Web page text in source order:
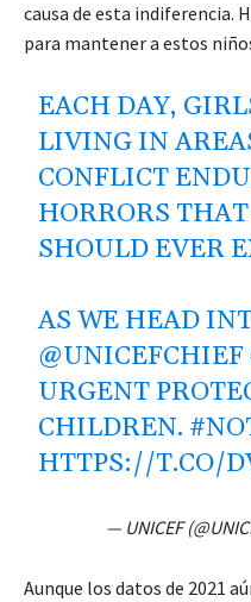
causa de esta indiferencia.
para mantener a estos
EACH DAY,
LIVING IN
CONFLICT
HORRORS
SHOULD EVER
AS WE HEAD
@UNICEFCHIEF
URGENT
CHILDREN.
HTTPS://T.CO/
— UNICEF
Aunque los datos de 2021